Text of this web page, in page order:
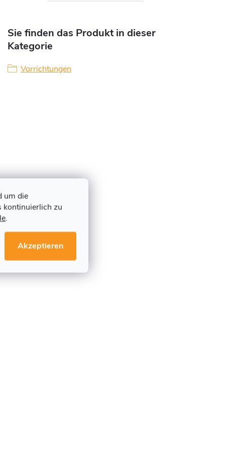
um die
kontinuierlich zu
.
Akzeptieren
Sie finden das Produkt in dieser
Kategorie
Vorrichtungen